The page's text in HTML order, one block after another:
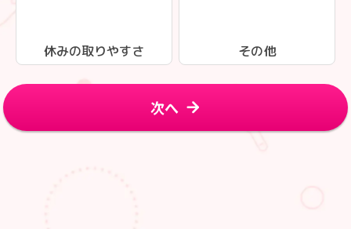
休みの取りやすさ その他
次へ